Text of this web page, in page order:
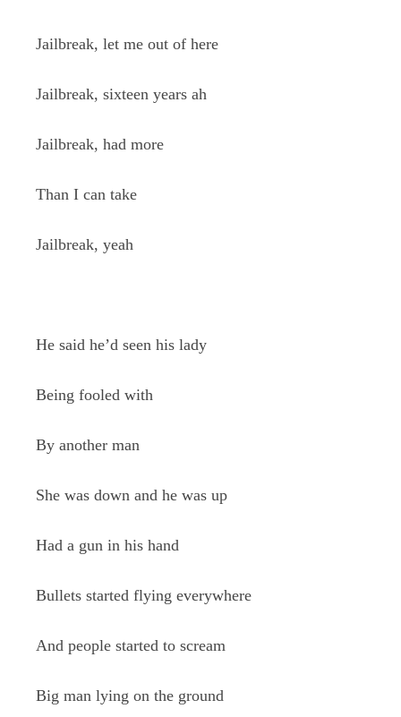
Jailbreak, let me out of here
Jailbreak, sixteen years ah
Jailbreak, had more
Than I can take
Jailbreak, yeah
He said he’d seen his lady
Being fooled with
By another man
She was down and he was up
Had a gun in his hand
Bullets started flying everywhere
And people started to scream
Big man lying on the ground